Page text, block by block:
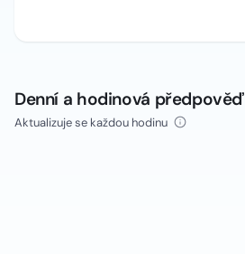
Denní a hodinová předpověď
Aktualizuje se každou hodinu